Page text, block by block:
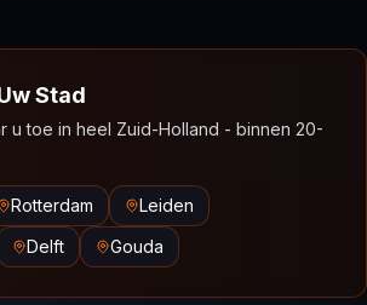
Stad
u toe in heel Zuid-Holland - binnen 20-
Rotterdam
Leiden
Delft Gouda